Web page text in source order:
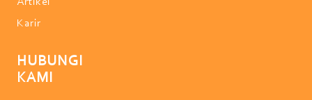
Karir
HUBUNGI
KAMI